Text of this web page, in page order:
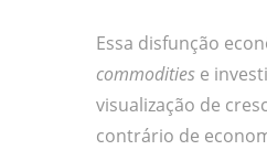
Essa disfunção
commoditiese
visualização de
contrário de